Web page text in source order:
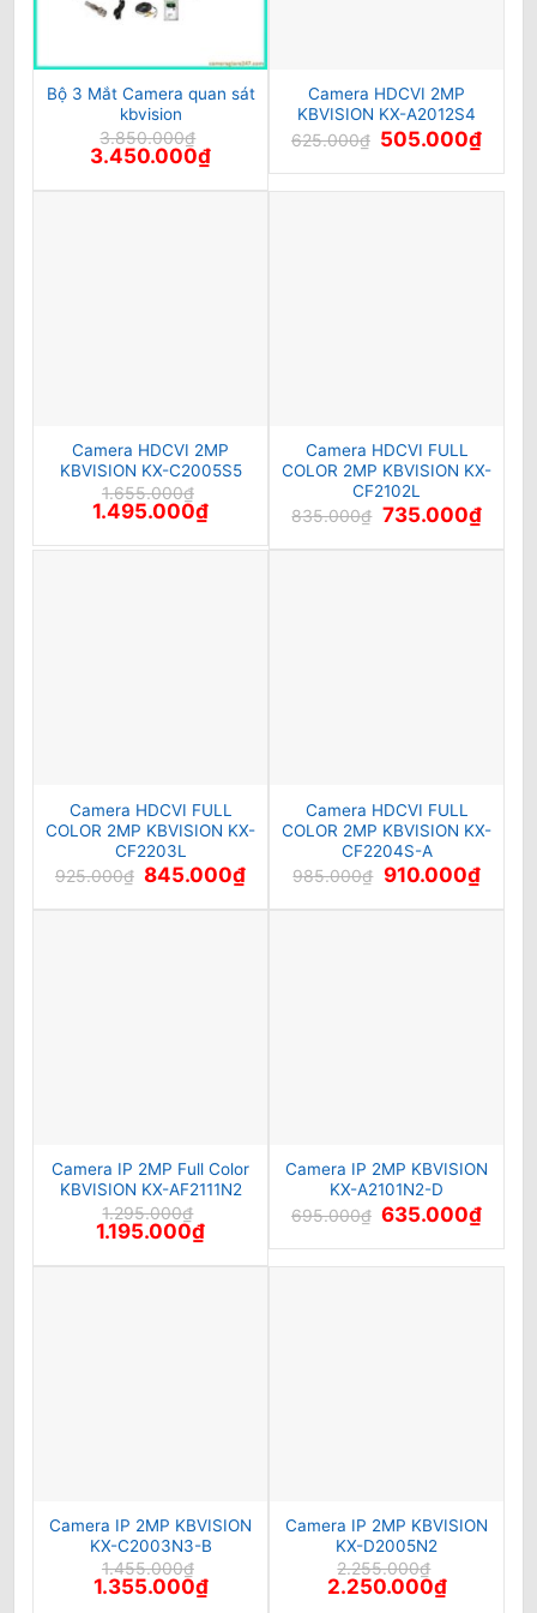
Bộ 3 Mắt Camera quan sát
kbvision
3.850.000₫
Giá
gốc
là:
3.450.000₫Giá
tại
Camera HDCVI 2MP
KBVISION KX-A2012S4
625.000₫ Giá
gốc
là:
625.000₫.
505.000₫Giá
tại
là:
Camera HDCVI 2MP
KBVISION KX-C2005S5
1.655.000₫
Giá
gốc
là:
1.495.000₫Giá
tại
Camera HDCVI FULL
COLOR 2MP KBVISION KX-
CF2102L
835.000₫ Giá
gốc
là:
735.000₫Giá
hiện
tại
Camera HDCVI FULL
COLOR 2MP KBVISION KX-
CF2203L
925.000₫ Giá
gốc
là:
845.000₫Giá
tại
Camera HDCVI FULL
COLOR 2MP KBVISION KX-
CF2204S-A
985.000₫ Giá
gốc
là:
910.000₫Giá
hiện
tại
Camera IP 2MP Full Color
KBVISION KX-AF2111N2
1.295.000₫
Giá
gốc
là:
1.195.000₫Giá
tại
Camera IP 2MP KBVISION
KX-A2101N2-D
695.000₫ Giá
gốc
là:
695.000₫.
635.000₫Giá
tại
là:
Camera IP 2MP KBVISION
KX-C2003N3-B
1.455.000₫
Giá
gốc
1.355.000₫Giá
hiện
Camera IP 2MP KBVISION
KX-D2005N2
2.255.000₫
Giá
gốc
2.250.000₫Giá
hiện